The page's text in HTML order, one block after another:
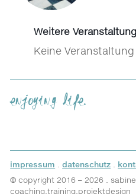
Weitere
Keine
enjoying life.
impressum . datenschutz .
© copyright 2016 – 2026 . sabine
coaching.training.projektdesign